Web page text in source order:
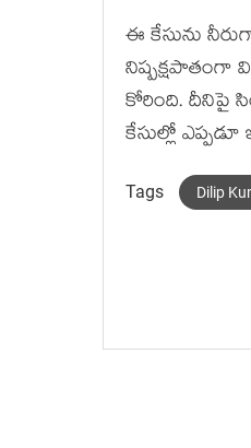
ఈ కేసును
నిష్ప‌క్ష‌పాతంగా
కోరింది. దీనిపై
కేసుల్లో
Tags Dilip